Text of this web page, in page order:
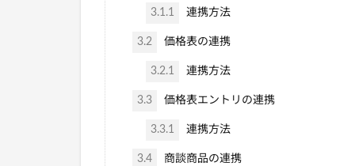
3.1.1 連携方法
3.2 価格表の連携
3.2.1 連携方法
3.3 価格表エントリの連携
3.3.1 連携方法
3.4 商談商品の連携